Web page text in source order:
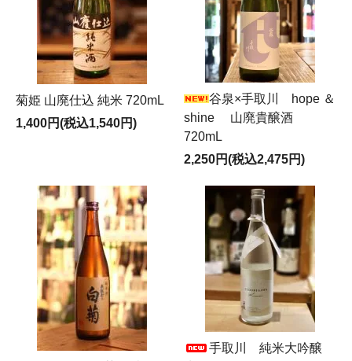
菊姫 山廃仕込 純米 720mL
1,400円(税込1,540円)
谷泉×手取川 hope ＆
shine 山廃貴醸酒
720mL
2,250円(税込2,475円)
手取川 純米大吟醸